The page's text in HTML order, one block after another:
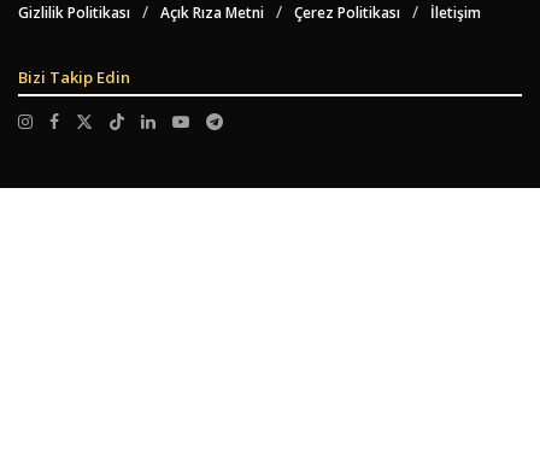
Gizlilik Politikası Açık Rıza Metni Çerez Politikası İletişim
Bizi Takip Edin